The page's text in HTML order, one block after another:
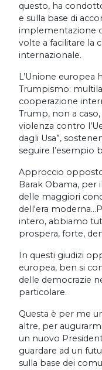
questo, ha
e sulla base di
implementazione
volte a facilitare la
internazionale.
L’Unione europea
Trumpismo:
cooperazione
Trump, non a
violenza contro
dagli Usa”,
seguire l’esempio
Approccio
Barak Obama, per
delle maggiori
dell'era
intero, abbiamo
prospera, forte,
In questi giudizi
europea, ben si
delle democrazie
particolare.
Questa è per me
altre, per
un nuovo
guardare ad un
sulla base dei